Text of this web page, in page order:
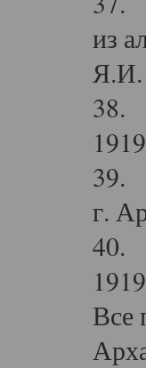
из
Я.И.
38.
39.
г.
40.
Все